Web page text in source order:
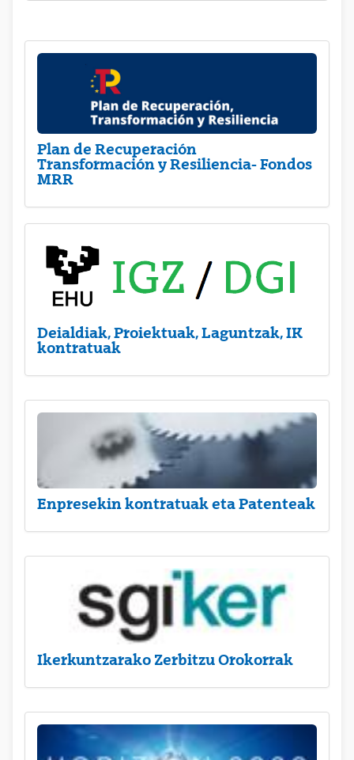
Plan de Recuperación
Transformación y Resiliencia- Fondos
MRR
Deialdiak, Proiektuak, Laguntzak, IK
kontratuak
Enpresekin kontratuak eta Patenteak
Ikerkuntzarako Zerbitzu Orokorrak